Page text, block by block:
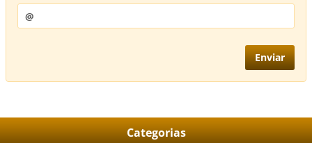
Categorias